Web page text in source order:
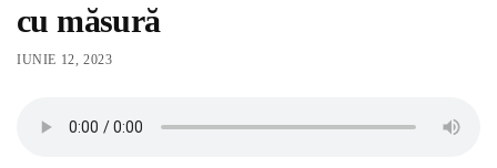
cu măsură
IUNIE 12, 2023